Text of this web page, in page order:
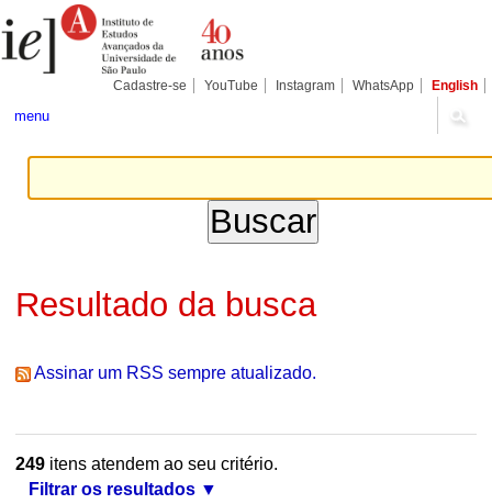
para
conteúdo.
Pessoais
Cadastre-se YouTube Instagram WhatsApp English
menu
Resultado da busca
Assinar um RSS sempre atualizado.
249itens atendem ao seu critério.
Filtrar os resultados